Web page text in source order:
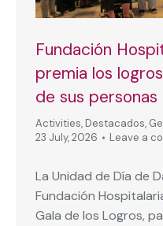
Fundación
premia los
de sus personas
Activities, Destacados,
23 July, 2026
Leave a
La Unidad de Día de
Fundación
Gala de los Logros,